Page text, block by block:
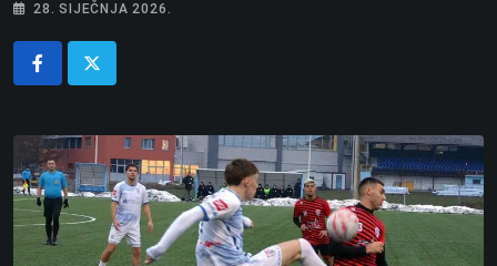
28. SIJEČNJA 2026.